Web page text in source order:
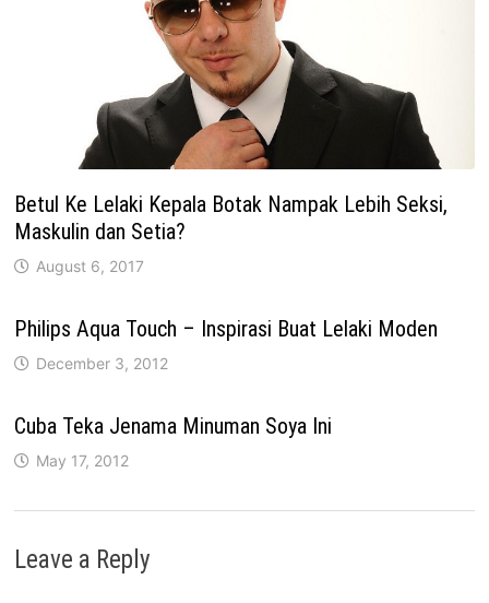
Betul Ke Lelaki Kepala Botak Nampak Lebih Seksi,
Maskulin dan Setia?
August 6, 2017
Philips Aqua Touch – Inspirasi Buat Lelaki Moden
December 3, 2012
Cuba Teka Jenama Minuman Soya Ini
May 17, 2012
Leave a Reply